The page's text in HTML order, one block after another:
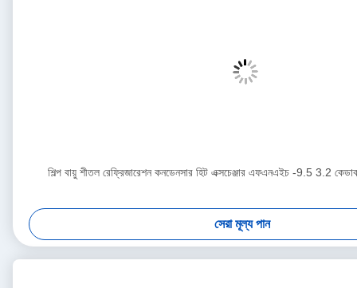
শিল্প বায়ু শীতল রেফ্রিজারেশন কনডেনসার হিট এক্সচেঞ্জার এফএনএইচ -9.5 3.2
সেরা মূল্য পান